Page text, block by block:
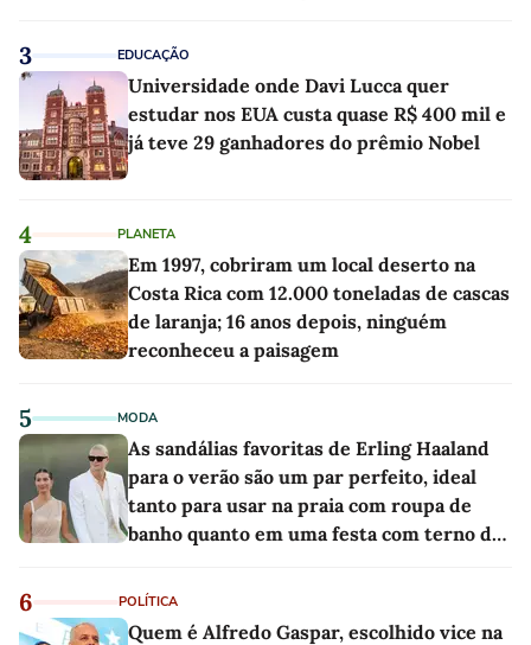
3 EDUCAÇÃO
Universidade onde Davi Lucca quer
estudar nos EUA custa quase R$ 400 mil e
já teve 29 ganhadores do prêmio Nobel
4 PLANETA
Em 1997, cobriram um local deserto na
Costa Rica com 12.000 toneladas de cascas
de laranja; 16 anos depois, ninguém
reconheceu a paisagem
5 MODA
As sandálias favoritas de Erling Haaland
para o verão são um par perfeito, ideal
tanto para usar na praia com roupa de
banho quanto em uma festa com terno de
6 POLÍTICA
Quem é Alfredo Gaspar, escolhido vice na